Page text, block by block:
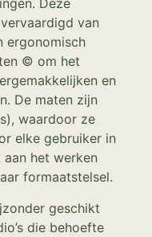
Deze
van
ergonomisch
© om het
en
De maten zijn
waardoor ze
elke gebruiker in
het werken
formaatstelsel.
geschikt
die behoefte